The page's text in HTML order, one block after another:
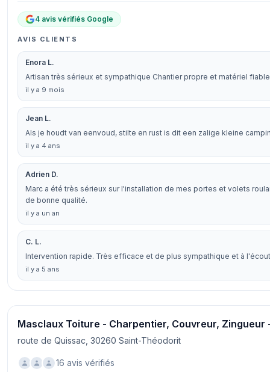
4 avis vérifiés Google
AVIS CLIENTS
Enora L.
Artisan très sérieux et sympathique Chantier propre et matériel
il y a 9 mois
Jean L.
Als je houdt van eenvoud, stilte en rust is dit een zalige kleine
il y a 4 ans
Adrien D.
Marc a été très sérieux sur l'installation de mes portes et volets
de bonne qualité.
il y a un an
C. L.
Intervention rapide. Très efficace et de plus sympathique et à
il y a 5 ans
Masclaux Toiture - Charpentier, Couvreur, Zingueur
route de Quissac, 30260 Saint-Théodorit
16 avis vérifiés